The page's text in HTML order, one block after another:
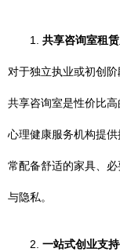
1. 共享咨询室租
对于独立执业或初创
共享咨询室是性价比
心理健康服务机构提
常配备舒适的家具、
与隐私。
2. 一站式创业支